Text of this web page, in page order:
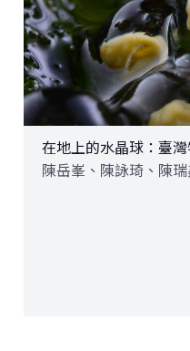
在地上的水晶球：臺
陳岳峯、陳詠琦、陳